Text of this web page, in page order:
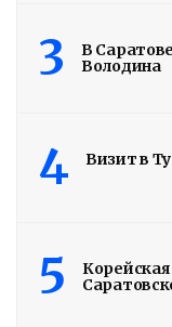
3
В
Володина
4 Визит в
5
Корейская